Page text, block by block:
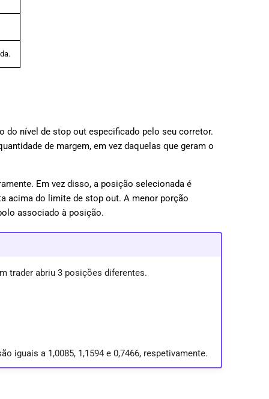
do nível de stop out especificado pelo seu corretor.
de margem, em vez daquelas que geram o
Em vez disso, a posição selecionada é
acima do limite de stop out. A menor porção
associado à posição.
trader abriu 3 posições diferentes.
iguais a 1,0085, 1,1594 e 0,7466, respetivamente.